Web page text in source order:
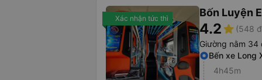
Xác nhận tức thì Bốn Luyện
4.2star (548
Giường nằm 34
Bến xe Long
4h45m